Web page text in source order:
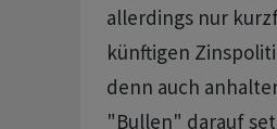
allerdings nur
künftigen
denn auch
"Bullen" darauf